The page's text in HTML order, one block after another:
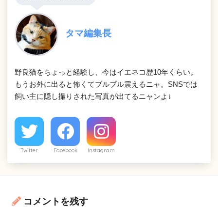
タマ編集長
野良猫をちょっと経験し、今はイエネコ歴10年くらい。
もうお外に出ると怖くてブルブル震えるニャ。SNSでは
飼い主に隠し撮りされた写真が出てるニャンよ↓
Twitter Facebook Instagram
コメントを残す